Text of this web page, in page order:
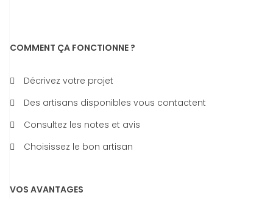
COMMENT ÇA FONCTIONNE ?
Décrivez votre projet
Des artisans disponibles vous contactent
Consultez les notes et avis
Choisissez le bon artisan
VOS AVANTAGES